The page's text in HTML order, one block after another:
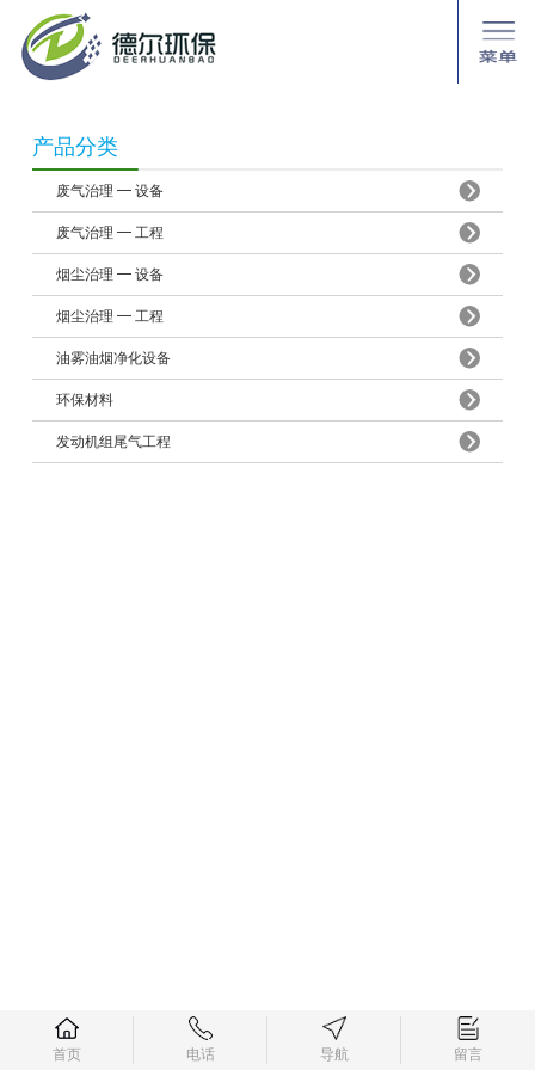
产品分类
废气治理 ━ 设备
废气治理 ━ 工程
烟尘治理 ━ 设备
烟尘治理 ━ 工程
油雾油烟净化设备
环保材料
发动机组尾气工程
首页 电话 导航 留言